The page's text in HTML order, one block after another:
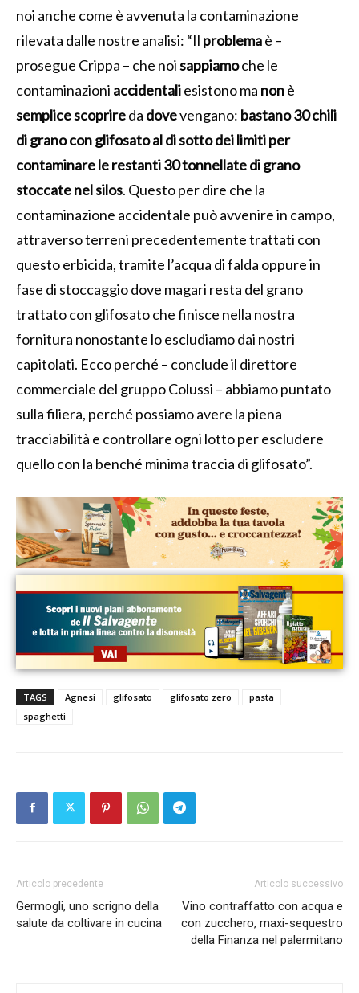
noi anche come è avvenuta la contaminazione
rilevata dalle nostre analisi: “Il problemaè –
prosegue Crippa – che noisappiamoche le
contaminazioni accidentaliesistono ma nonè
semplice scoprireda dovevengano: bastano 30 chili
di grano con glifosato al di sotto dei limiti per
contaminare le restanti 30 tonnellate di grano
stoccate nel silos. Questo per dire che la
contaminazione accidentale può avvenire in campo,
attraverso terreni precedentemente trattati con
questo erbicida, tramite l’acqua di falda oppure in
fase di stoccaggio dove magari resta del grano
trattato con glifosato che finisce nella nostra
fornitura nonostante lo escludiamo dai nostri
capitolati. Ecco perché – conclude il direttore
commerciale del gruppo Colussi – abbiamo puntato
sulla filiera, perché possiamo avere la piena
tracciabilità e controllare ogni lotto per escludere
quello con la benché minima traccia di glifosato”.
TAGS Agnesi glifosato glifosato zero
pasta
spaghetti
Articolo precedente
Germogli, uno scrigno della
salute da coltivare in cucina
Articolo successivo
Vino contraffatto con acqua e
con zucchero, maxi-sequestro
della Finanza nel palermitano